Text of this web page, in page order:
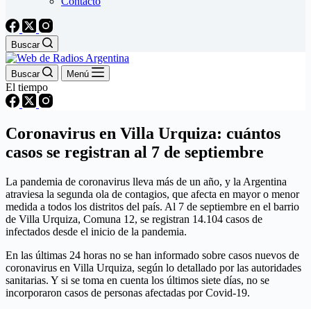
Buscar
Buscar Menú
El tiempo
Coronavirus en Villa Urquiza: cuántos
casos se registran al 7 de septiembre
La pandemia de coronavirus lleva más de un año, y la Argentina
atraviesa la segunda ola de contagios, que afecta en mayor o menor
medida a todos los distritos del país. Al 7 de septiembre en el barrio
de Villa Urquiza, Comuna 12, se registran 14.104 casos de
infectados desde el inicio de la pandemia.
En las últimas 24 horas no se han informado sobre casos nuevos de
coronavirus en Villa Urquiza, según lo detallado por las autoridades
sanitarias. Y si se toma en cuenta los últimos siete días, no se
incorporaron casos de personas afectadas por Covid-19.